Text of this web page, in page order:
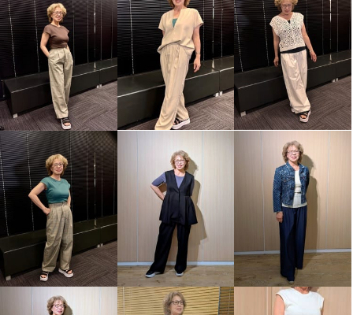
きれいになろう！ ナノファイン
１００加工 モダール混ベア天竺
超フィットショーツ “ソフトバー
ジョン” ４枚セット
クレアセット Ｌ
¥0
きれいになろう！ ナノファイン
１００加工 モダール混ベア天竺
超フィットショーツ “ソフトバー
ジョン” ４枚セット
クレアセット ＬＬ
¥0